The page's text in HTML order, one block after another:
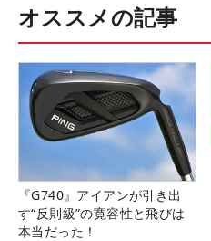
オススメの記事
『G740』アイアンが引き出
す“反則級”の寛容性と飛びは
本当だった！